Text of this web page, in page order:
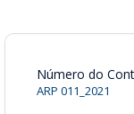
Número do
ARP 011_2021